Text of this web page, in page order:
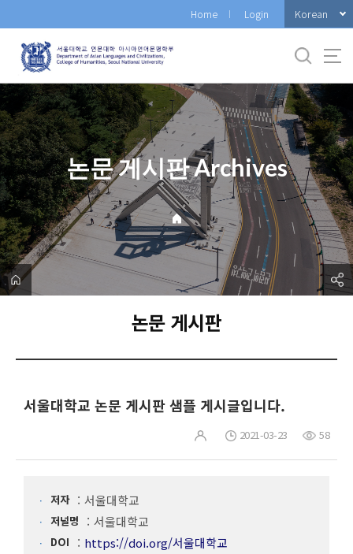
로
메
뉴
Home Login Korean
논문 게시판 Archives
논문 게시판
서울대학교 논문 게시판 샘플 게시글입니다.
2021-03-23 58
저자 서울대학교
저널명 서울대학교
DOI https://doi.org/서울대학교